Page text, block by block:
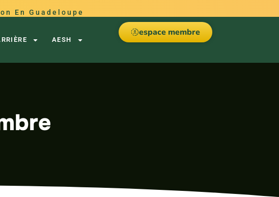
En Guadeloupe
AESH
espace membre